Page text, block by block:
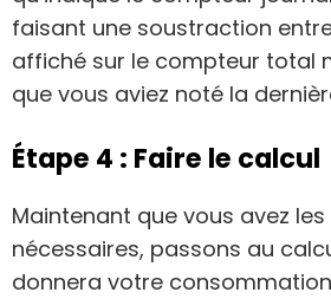
faisant une soustraction
affiché sur le compteur total
que vous aviez noté la
Étape 4 : Faire le calcul
Maintenant que vous avez
nécessaires, passons au
donnera votre consommation